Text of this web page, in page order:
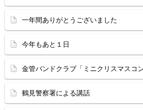
一年間ありがとうございました
今年もあと１日
金管バンドクラブ「ミニクリスマスコ
鶴見警察署による講話